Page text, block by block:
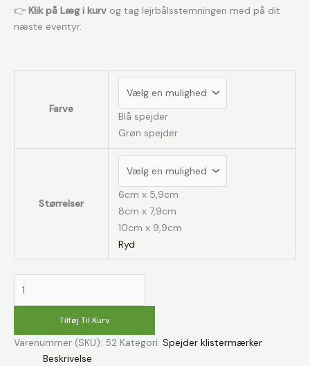
👉 Klik på Læg i kurv og tag lejrbålsstemningen med på dit
næste eventyr.
Farve
Blå spejder
Grøn spejder
Størrelser
6cm x 5,9cm
8cm x 7,9cm
10cm x 9,9cm
Ryd
laver
antal
Tilføj Til Kurv
Varenummer (SKU): 52 Kategori: Spejder klistermærker
Beskrivelse